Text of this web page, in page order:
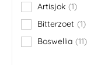
Artisjok 1
item
Bitterzoet 1
item
Boswellia 11
items